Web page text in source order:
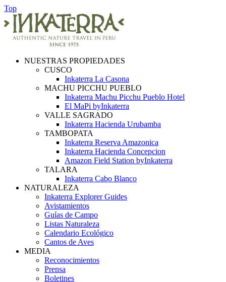
Top
NUESTRAS PROPIEDADES
CUSCO
Inkaterra La Casona
MACHU PICCHU PUEBLO
Inkaterra Machu Picchu Pueblo Hotel
El MaPi byInkaterra
VALLE SAGRADO
Inkaterra Hacienda Urubamba
TAMBOPATA
Inkaterra Reserva Amazonica
Inkaterra Hacienda Concepcion
Amazon Field Station byInkaterra
TALARA
Inkaterra Cabo Blanco
NATURALEZA
Inkaterra Explorer Guides
Avistamientos
Guías de Campo
Listas Naturaleza
Calendario Ecológico
Cantos de Aves
MEDIA
Reconocimientos
Prensa
Boletines